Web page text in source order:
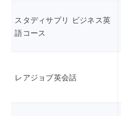
スタディサプリ ビジネス英
語コース
レアジョブ英会話